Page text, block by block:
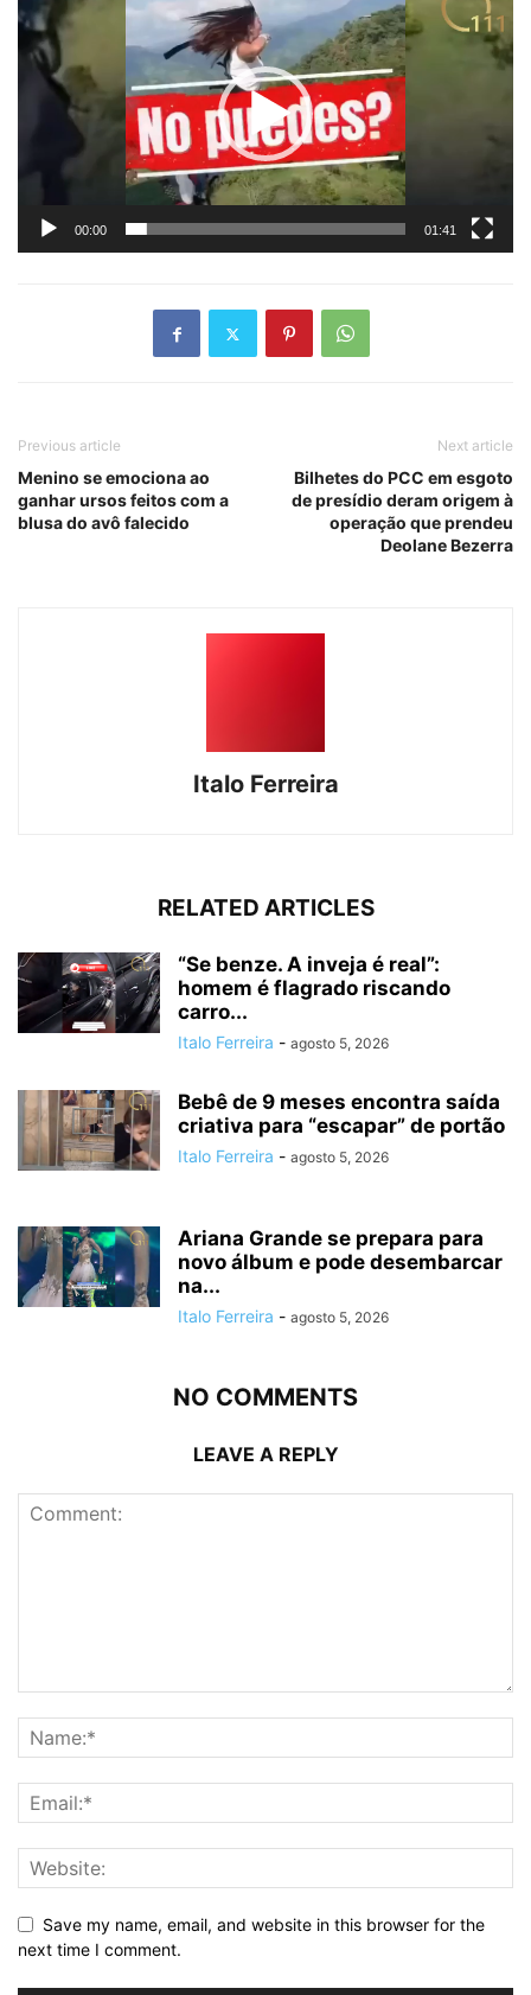
de
vídeo
00:00 01:41
Previous article
Menino se emociona ao
ganhar ursos feitos com a
blusa do avô falecido
Next article
Bilhetes do PCC em esgoto
de presídio deram origem à
operação que prendeu
Deolane Bezerra
Italo Ferreira
RELATED ARTICLES
“Se benze. A inveja é real”:
homem é flagrado riscando
carro...
Italo Ferreira - agosto 5, 2026
Bebê de 9 meses encontra saída
criativa para “escapar” de portão
Italo Ferreira - agosto 5, 2026
Ariana Grande se prepara para
novo álbum e pode desembarcar
na...
Italo Ferreira - agosto 5, 2026
NO COMMENTS
LEAVE A REPLY
Save my name, email, and website in this browser for the
next time I comment.